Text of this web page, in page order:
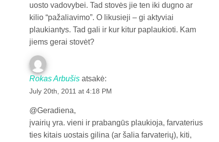
uosto vadovybei. Tad stovės jie ten iki dugno ar
kilio “pažaliavimo”. O likusieji – gi aktyviai
plaukiantys. Tad gali ir kur kitur paplaukioti. Kam
jiems gerai stovėt?
Rokas Arbušis atsakė:
July 20th, 2011 at 4:18 PM
@Geradiena,
įvairių yra. vieni ir prabangūs plaukioja, farvaterius
ties kitais uostais gilina (ar šalia farvaterių), kiti,